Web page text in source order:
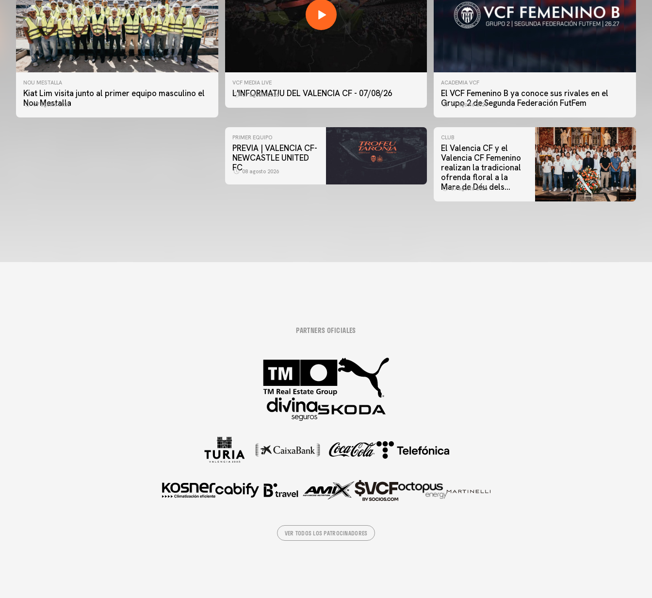
NOU MESTALLA
Kiat Lim visita junto al primer equipo masculino el
Nou Mestalla
07 agosto 2026
VCF MEDIA LIVE
L'INFORMATIU DEL VALENCIA CF - 07/08/26
07 agosto 2026
ACADEMIA VCF
El VCF Femenino B ya conoce sus rivales en el
Grupo 2 de Segunda Federación FutFem
07 agosto 2026
PRIMER EQUIPO
ENTRENAMIENTO DEL VALENCIA CF 7/8/2026
PRIMER EQUIPO
PREVIA | VALENCIA CF-
NEWCASTLE UNITED
FC08 agosto 2026
CLUB
El Valencia CF y el
Valencia CF Femenino
realizan la tradicional
ofrenda floral a la
Mare de Déu dels
07 agosto 2026
PARTNERS OFICIALES
VER TODOS LOS PATROCINADORES